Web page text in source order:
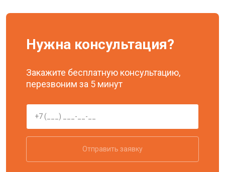
Нужна консультация?
Закажите бесплатную консультацию,
перезвоним за 5 минут
Отправить заявку